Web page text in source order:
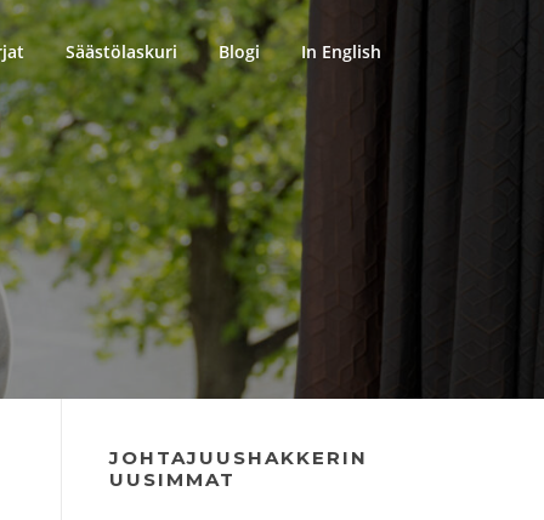
Säästölaskuri Blogi In English
JOHTAJUUSHAKKERIN
UUSIMMAT